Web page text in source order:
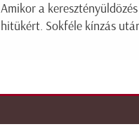
Amikor a
hitükért. Sokféle kínzás